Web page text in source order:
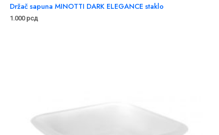
Držač sapuna MINOTTI DARK ELEGANCE staklo
1.000рсд